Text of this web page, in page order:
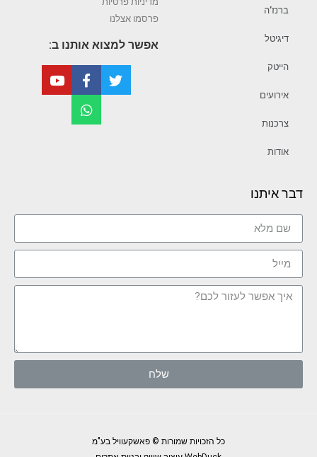
ברנז’ה
דיגיטל
הייטק
אירועים
צרכנות
אודות
פרסמו אצלנו
אפשר למצוא אותנו ב:
דבר איתנו
שלח
כל הזכויות שמורות © פאשקעוויל בע"מ